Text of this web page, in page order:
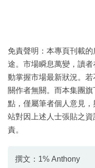
免責聲明：本專頁刊載
途。市場瞬息萬變，讀
動掌握市場最新狀況。
關作者無關。而本集團
點，僅屬筆者個人意見
站對因上述人士張貼之
責。
撰文：1% Anthony